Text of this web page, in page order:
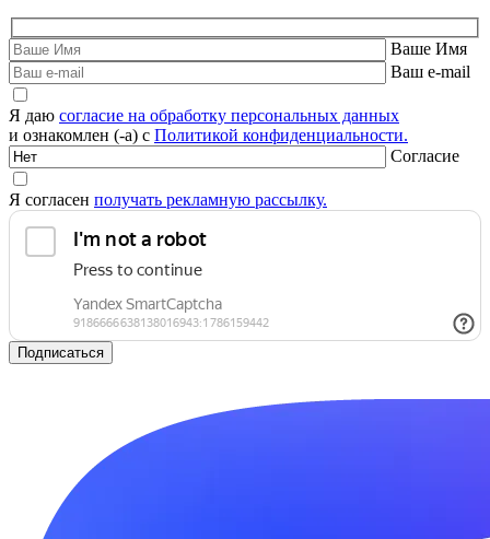
Ваше Имя
Ваш e-mail
Я даю согласие на обработку персональных данных
и ознакомлен (-а) с Политикой конфиденциальности.
Согласие
Я согласен получать рекламную рассылку.